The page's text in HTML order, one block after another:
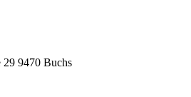
29 9470 Buchs